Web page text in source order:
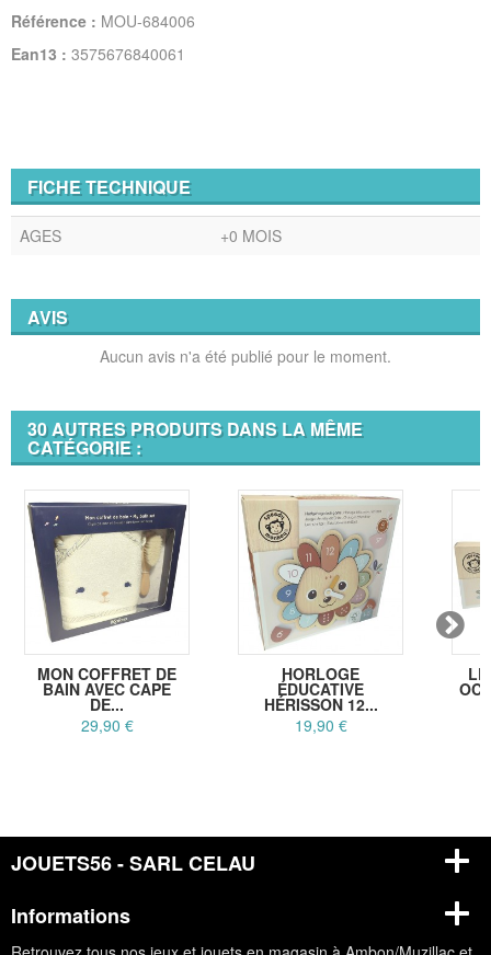
Référence : MOU-684006
Ean13 : 3575676840061
FICHE TECHNIQUE
AGES +0 MOIS
AVIS
Aucun avis n'a été publié pour le moment.
30 AUTRES PRODUITS DANS LA MÊME
CATÉGORIE :
MON COFFRET DE
BAIN AVEC CAPE
DE...
29,90 €
HORLOGE
ÉDUCATIVE
HÉRISSON 12...
19,90 €
JOUETS56 - SARL CELAU
Informations